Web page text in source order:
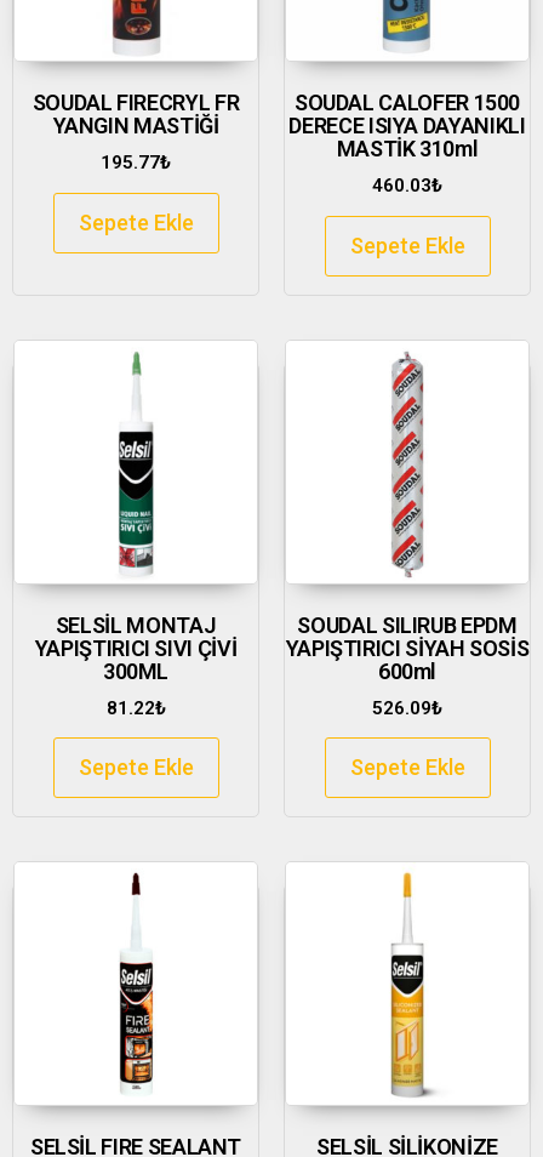
SOUDAL FIRECRYL FR
YANGIN MASTİĞİ
195.77₺
Sepete Ekle
SOUDAL CALOFER 1500
DERECE ISIYA DAYANIKLI
MASTİK 310ml
460.03₺
Sepete Ekle
SELSİL MONTAJ
YAPIŞTIRICI SIVI ÇİVİ
300ML
81.22₺
Sepete Ekle
SOUDAL SILIRUB EPDM
YAPIŞTIRICI SİYAH SOSİS
600ml
526.09₺
Sepete Ekle
SELSİL FIRE SEALANT SELSİL SİLİKONİZE